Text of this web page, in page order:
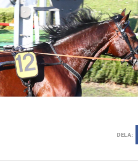
DELA: